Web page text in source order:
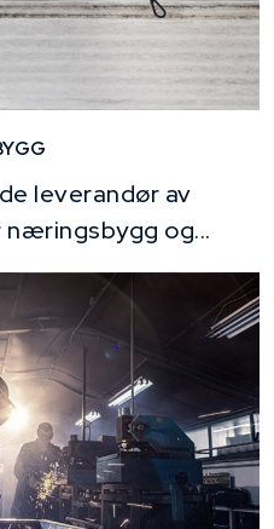
leverandør av
og...